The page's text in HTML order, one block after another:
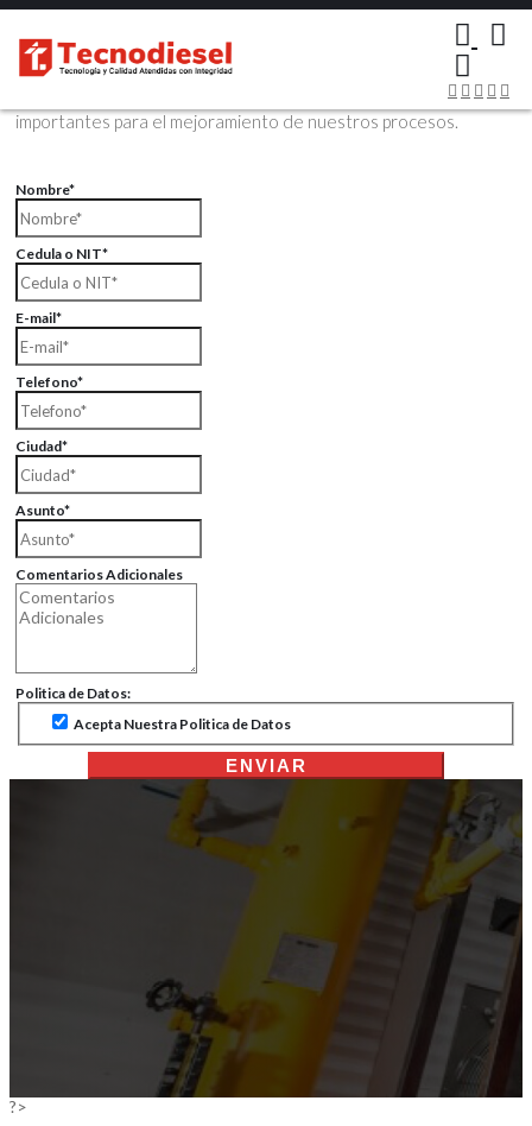
Contáctenos Vía Email
Envíenos sus datos con sus comentarios, sus opiniones son muy
importantes para el mejoramiento de nuestros procesos.
Nombre*
Cedula o NIT*
E-mail*
Telefono*
Ciudad*
Asunto*
Comentarios Adicionales
Politica de Datos:
Acepta Nuestra Politica de Datos
ENVIAR
?>